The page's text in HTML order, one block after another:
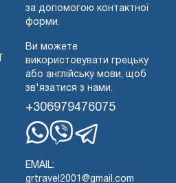
за допомогою контактної
форми.
Ви можете
використовувати грецьку
або англійську мови, щоб
зв'язатися з нами.
+306979476075
EMAIL:
grtravel2001@gmail.com